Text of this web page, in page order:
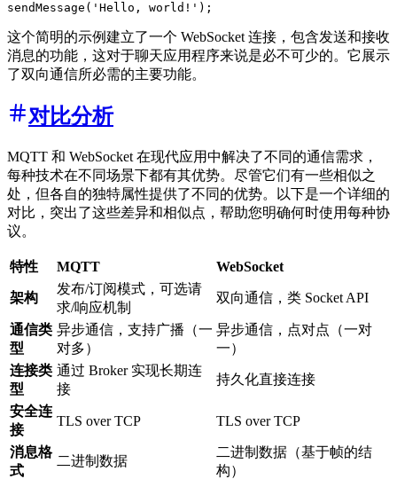
这个简明的示例建立了一个 WebSocket 连接，包含发送和接收
消息的功能，这对于聊天应用程序来说是必不可少的。它展示
了双向通信所必需的主要功能。
对比分析
MQTT 和 WebSocket 在现代应用中解决了不同的通信需求，
每种技术在不同场景下都有其优势。尽管它们有一些相似之
处，但各自的独特属性提供了不同的优势。以下是一个详细的
对比，突出了这些差异和相似点，帮助您明确何时使用每种协
议。
特性 MQTT WebSocket
架构
发布/订阅模式，可选请
求/响应机制
双向通信，类 Socket API
通信类
型
异步通信，支持广播（一
对多）
异步通信，点对点（一对
一）
连接类
型
通过 Broker 实现长期连
接
持久化直接连接
安全连
接
TLS over TCP TLS over TCP
消息格
式
二进制数据
二进制数据（基于帧的结
构）